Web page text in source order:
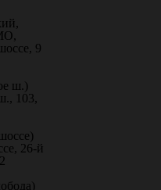
9
ш.)
103,
26-й